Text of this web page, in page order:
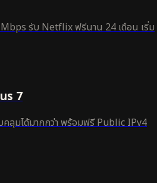
รับ Netflix ฟรีนาน 24 เดือน เริ่ม
7
คลุมได้มากกว่า พร้อมฟรี Public IPv4